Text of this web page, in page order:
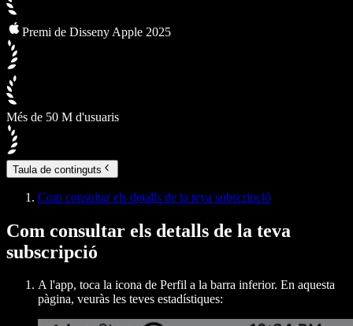
Premi de Disseny Apple 2025
Més de 50 M d'usuaris
Taula de continguts
Com consultar els detalls de la teva subscripció
Com consultar els detalls de la teva
subscripció
A l'app, toca la icona de Perfil a la barra inferior. En aquesta
pàgina, veuràs les teves estadístiques: